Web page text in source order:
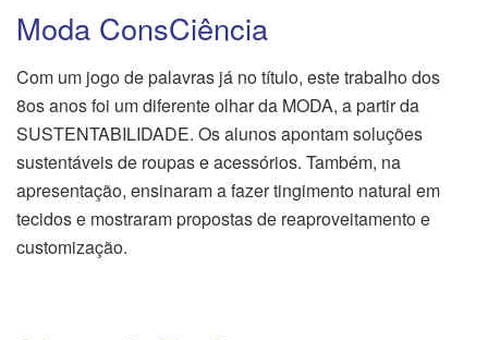
Moda ConsCiência
Com um jogo de palavras já no título, este trabalho dos
8os anos foi um diferente olhar da MODA, a partir da
SUSTENTABILIDADE. Os alunos apontam soluções
sustentáveis de roupas e acessórios. Também, na
apresentação, ensinaram a fazer tingimento natural em
tecidos e mostraram propostas de reaproveitamento e
customização.